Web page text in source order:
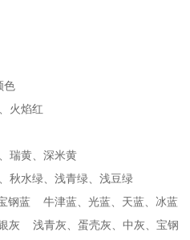
火焰红
黄、深米黄
水绿、浅青绿、浅豆绿
蓝 牛津蓝、光蓝、天蓝、冰蓝
浅青灰、蛋壳灰、中灰、宝钢